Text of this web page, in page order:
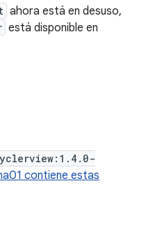
ahora está en desuso,
está disponible en
contiene estas